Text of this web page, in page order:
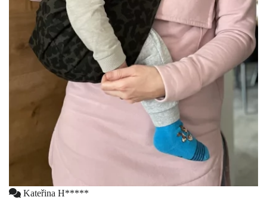
Kateřina H*****
Ověřený zákazník
Material. Skladnost. Motivy a barvy.
Zdroj: dotaznik
Anonym